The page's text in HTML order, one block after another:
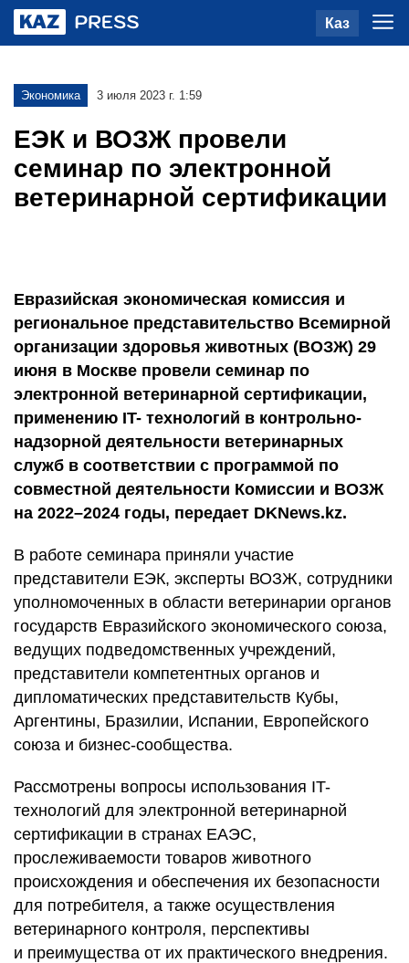
Каз
Экономика 3 июля 2023 г. 1:59
ЕЭК и ВОЗЖ провели
семинар по электронной
ветеринарной сертификации
Евразийская экономическая комиссия и
региональное представительство Всемирной
организации здоровья животных (ВОЗЖ) 29
июня в Москве провели семинар по
электронной ветеринарной сертификации,
применению IT- технологий в контрольно-
надзорной деятельности ветеринарных
служб в соответствии с программой по
совместной деятельности Комиссии и ВОЗЖ
на 2022–2024 годы, передает DKNews.kz.
В работе семинара приняли участие
представители ЕЭК, эксперты ВОЗЖ, сотрудники
уполномоченных в области ветеринарии органов
государств Евразийского экономического союза,
ведущих подведомственных учреждений,
представители компетентных органов и
дипломатических представительств Кубы,
Аргентины, Бразилии, Испании, Европейского
союза и бизнес-сообщества.
Рассмотрены вопросы использования IT-
технологий для электронной ветеринарной
сертификации в странах ЕАЭС,
прослеживаемости товаров животного
происхождения и обеспечения их безопасности
для потребителя, а также осуществления
ветеринарного контроля, перспективы
и преимущества от их практического внедрения.